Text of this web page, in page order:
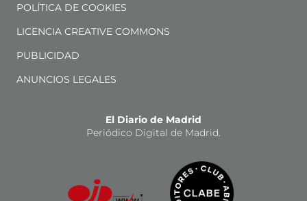
POLÍTICA DE COOKIES
LICENCIA CREATIVE COMMONS
PUBLICIDAD
ANUNCIOS LEGALES
El Diario de Madrid
Periódico Digital de Madrid.